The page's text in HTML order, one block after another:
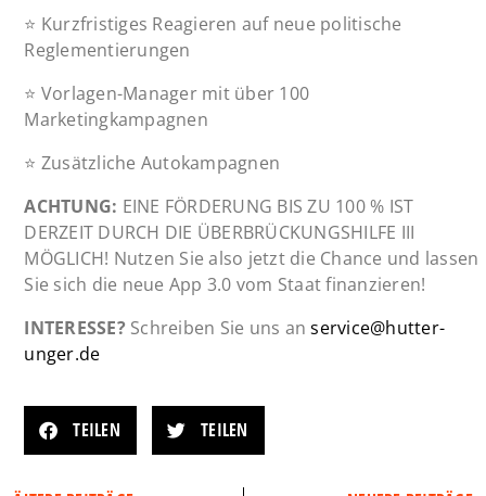
⭐️ Kurzfristiges Reagieren auf neue politische
Reglementierungen
⭐️ Vorlagen-Manager mit über 100
Marketingkampagnen
⭐️ Zusätzliche Autokampagnen
ACHTUNG: EINE FÖRDERUNG BIS ZU 100 % IST
DERZEIT DURCH DIE ÜBERBRÜCKUNGSHILFE III
MÖGLICH! Nutzen Sie also jetzt die Chance und lassen
Sie sich die neue App 3.0 vom Staat finanzieren!
INTERESSE? Schreiben Sie uns anservice@hutter-
unger.de
TEILEN TEILEN